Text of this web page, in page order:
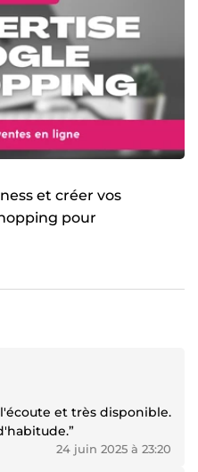
et créer vos
pour
et très disponible.
24 juin 2025 à 23:20